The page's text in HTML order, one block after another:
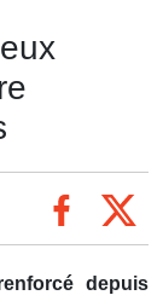
depuis